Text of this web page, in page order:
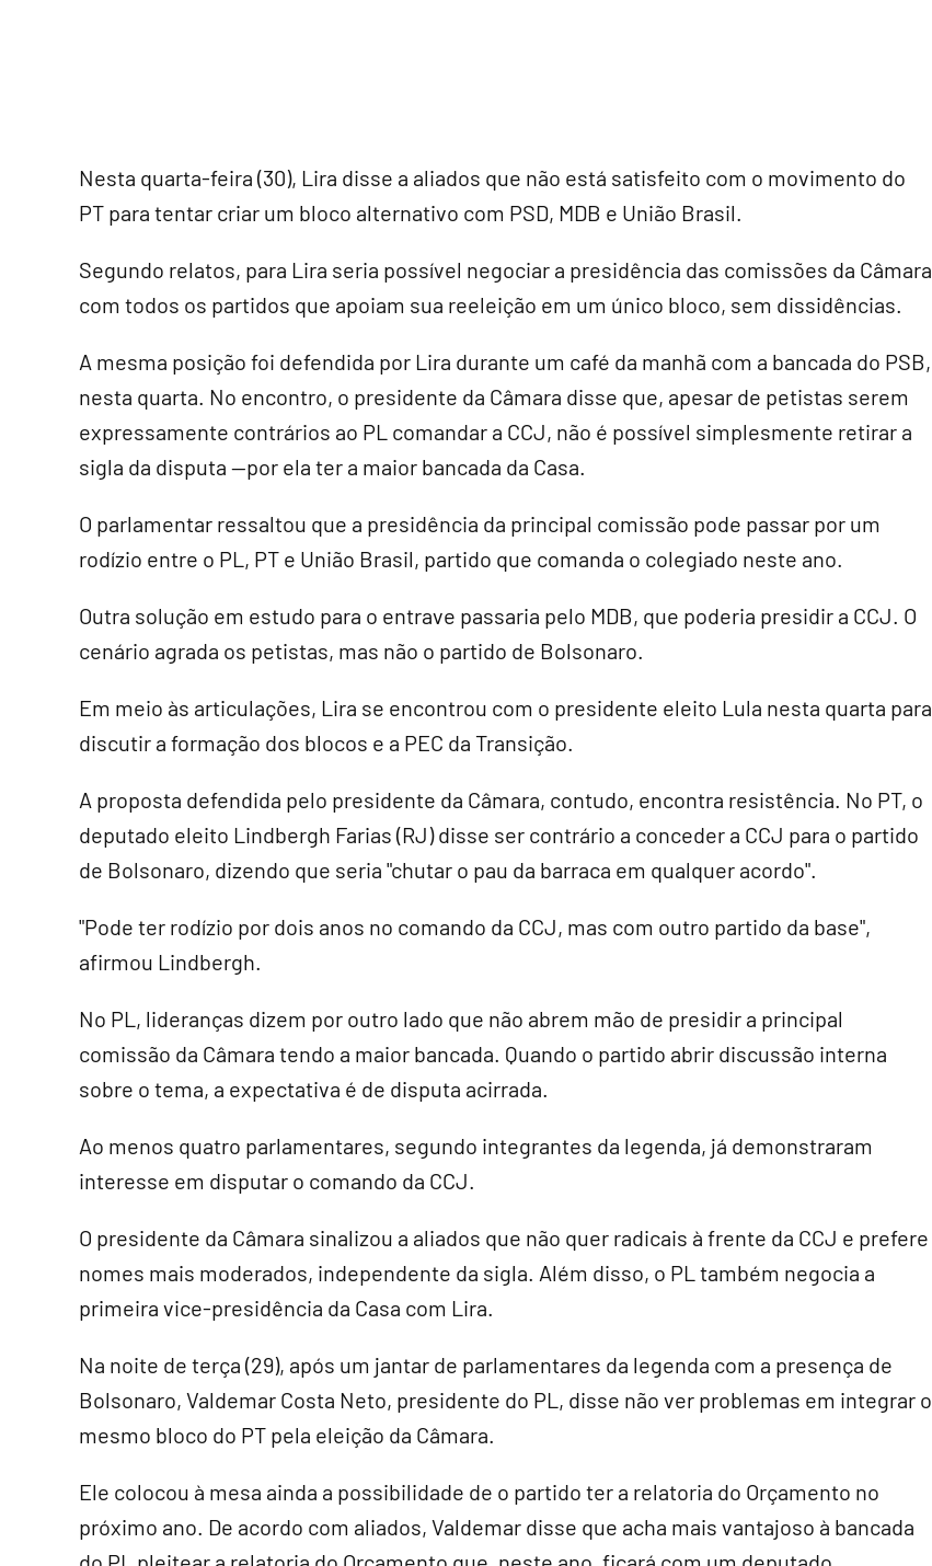
Nesta quarta-feira (30), Lira disse a aliados que não está satisfeito com o movimento do
PT para tentar criar um bloco alternativo com PSD, MDB e União Brasil.
Segundo relatos, para Lira seria possível negociar a presidência das comissões da Câmara
com todos os partidos que apoiam sua reeleição em um único bloco, sem dissidências.
A mesma posição foi defendida por Lira durante um café da manhã com a bancada do PSB,
nesta quarta. No encontro, o presidente da Câmara disse que, apesar de petistas serem
expressamente contrários ao PL comandar a CCJ, não é possível simplesmente retirar a
sigla da disputa --por ela ter a maior bancada da Casa.
O parlamentar ressaltou que a presidência da principal comissão pode passar por um
rodízio entre o PL, PT e União Brasil, partido que comanda o colegiado neste ano.
Outra solução em estudo para o entrave passaria pelo MDB, que poderia presidir a CCJ. O
cenário agrada os petistas, mas não o partido de Bolsonaro.
Em meio às articulações, Lira se encontrou com o presidente eleito Lula nesta quarta para
discutir a formação dos blocos e a PEC da Transição.
A proposta defendida pelo presidente da Câmara, contudo, encontra resistência. No PT, o
deputado eleito Lindbergh Farias (RJ) disse ser contrário a conceder a CCJ para o partido
de Bolsonaro, dizendo que seria "chutar o pau da barraca em qualquer acordo".
"Pode ter rodízio por dois anos no comando da CCJ, mas com outro partido da base",
afirmou Lindbergh.
No PL, lideranças dizem por outro lado que não abrem mão de presidir a principal
comissão da Câmara tendo a maior bancada. Quando o partido abrir discussão interna
sobre o tema, a expectativa é de disputa acirrada.
Ao menos quatro parlamentares, segundo integrantes da legenda, já demonstraram
interesse em disputar o comando da CCJ.
O presidente da Câmara sinalizou a aliados que não quer radicais à frente da CCJ e prefere
nomes mais moderados, independente da sigla. Além disso, o PL também negocia a
primeira vice-presidência da Casa com Lira.
Na noite de terça (29), após um jantar de parlamentares da legenda com a presença de
Bolsonaro, Valdemar Costa Neto, presidente do PL, disse não ver problemas em integrar o
mesmo bloco do PT pela eleição da Câmara.
Ele colocou à mesa ainda a possibilidade de o partido ter a relatoria do Orçamento no
próximo ano. De acordo com aliados, Valdemar disse que acha mais vantajoso à bancada